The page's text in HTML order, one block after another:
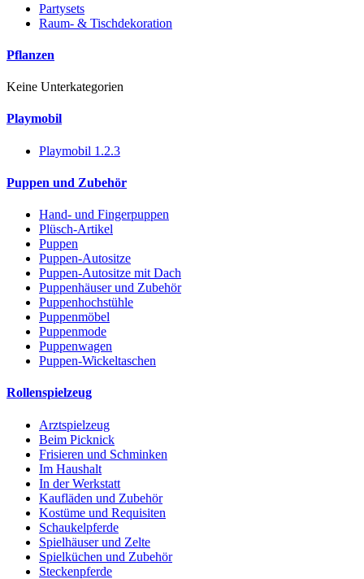
Partysets
Raum- & Tischdekoration
Pflanzen
Keine Unterkategorien
Playmobil
Playmobil 1.2.3
Puppen und Zubehör
Hand- und Fingerpuppen
Plüsch-Artikel
Puppen
Puppen-Autositze
Puppen-Autositze mit Dach
Puppenhäuser und Zubehör
Puppenhochstühle
Puppenmöbel
Puppenmode
Puppenwagen
Puppen-Wickeltaschen
Rollenspielzeug
Arztspielzeug
Beim Picknick
Frisieren und Schminken
Im Haushalt
In der Werkstatt
Kaufläden und Zubehör
Kostüme und Requisiten
Schaukelpferde
Spielhäuser und Zelte
Spielküchen und Zubehör
Steckenpferde